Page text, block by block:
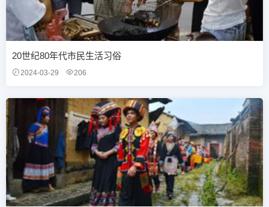
20世纪80年代市民生活习俗
2024-03-29 206